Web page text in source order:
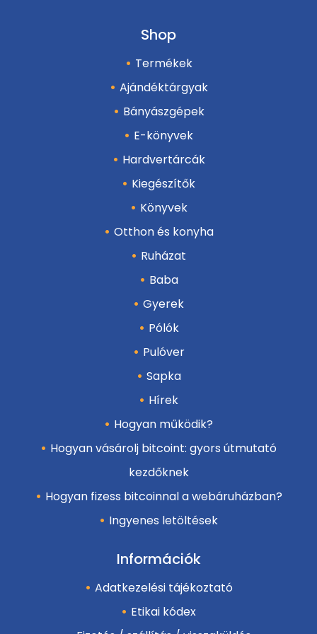
Shop
Termékek
Ajándéktárgyak
Bányászgépek
E-könyvek
Hardvertárcák
Kiegészítők
Könyvek
Otthon és konyha
Ruházat
Baba
Gyerek
Pólók
Pulóver
Sapka
Hírek
Hogyan működik?
Hogyan vásárolj bitcoint: gyors útmutató
kezdőknek
Hogyan fizess bitcoinnal a webáruházban?
Ingyenes letöltések
Információk
Adatkezelési tájékoztató
Etikai kódex